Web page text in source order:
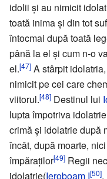
idolii şi au nimicit
toată inima şi din tot
întocmai după toată
până la el şi cum n-o
el.[47] A stârpit
nimicit pe cei care
viitorul.[48] Destinul lui
lupta împotriva
crimă şi idolatrie după
încât, după moarte,
împăraţilor[49] Regii
idolatrie(Ieroboam I[50],